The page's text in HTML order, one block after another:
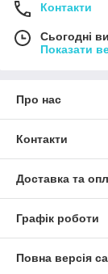
Контакти
Сьогодні
Показати
Про нас
Контакти
Доставка та
Графік роботи
Повна версія